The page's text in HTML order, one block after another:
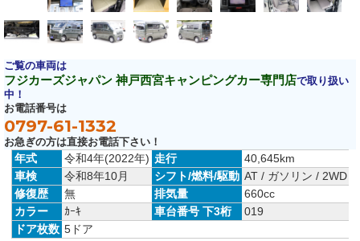
年式 令和4年(2022年) 走行
40,645km
車検
令和8年10月 シフト/燃料/駆動 AT / ガソリン / 2WD
修復歴
無 排気量
660cc
カラー
ｶｰｷ 車台番号 下3桁
019
ドア枚数 5ドア
ご覧の車両は
フジカーズジャパン 神戸西宮キャンピングカー専門店で取り扱い
中！
お電話番号は
0797-61-1332
お急ぎの方は直接お電話下さい！